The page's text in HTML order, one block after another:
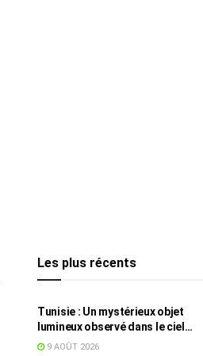
Les plus récents
Tunisie : Un mystérieux objet
lumineux observé dans le ciel
intrigue les internautes
9 AOÛT 2026